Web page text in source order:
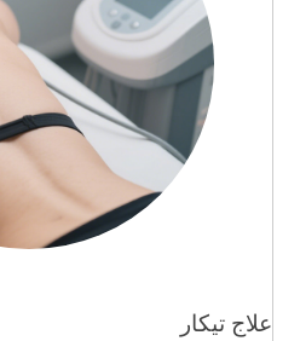
علاج تيكار